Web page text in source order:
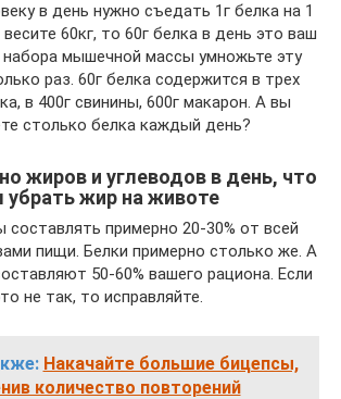
в день нужно съедать 1г белка на 1
60кг, то 60г белка в день это ваш
мышечной массы умножьте эту
раз. 60г белка содержится в трех
в 400г свинины, 600г макарон. А вы
столько белка каждый день?
жиров и углеводов в день, что
убрать жир на животе
примерно 20-30% от всей
пищи. Белки примерно столько же. А
50-60% вашего рациона. Если
не так, то исправляйте.
Накачайте большие бицепсы,
количество повторений